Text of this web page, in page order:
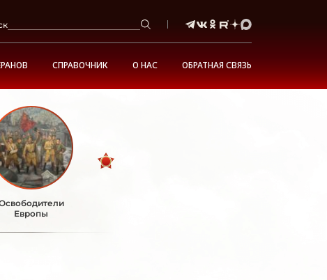
СПРАВОЧНИК О НАС ОБРАТНАЯ СВЯЗЬ
Европы